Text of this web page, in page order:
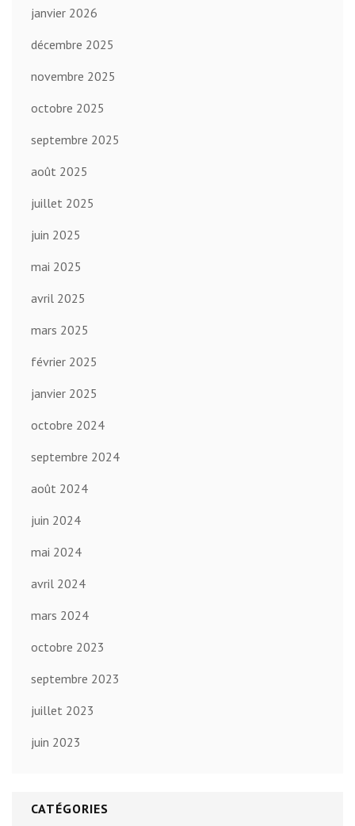
janvier 2026
décembre 2025
novembre 2025
octobre 2025
septembre 2025
août 2025
juillet 2025
juin 2025
mai 2025
avril 2025
mars 2025
février 2025
janvier 2025
octobre 2024
septembre 2024
août 2024
juin 2024
mai 2024
avril 2024
mars 2024
octobre 2023
septembre 2023
juillet 2023
juin 2023
CATÉGORIES